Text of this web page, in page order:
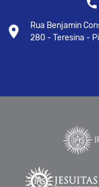
Rua Benjamin
280 - Teresina -